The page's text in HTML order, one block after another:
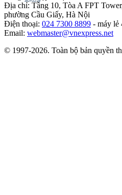
Địa chỉ: Tầng 10, Tòa A FPT
phường Cầu Giấy, Hà Nội
Điện thoại: 024 7300 8899 - máy lẻ
Email: webmaster@vnexpress.net
© 1997-2026. Toàn bộ bản quyền